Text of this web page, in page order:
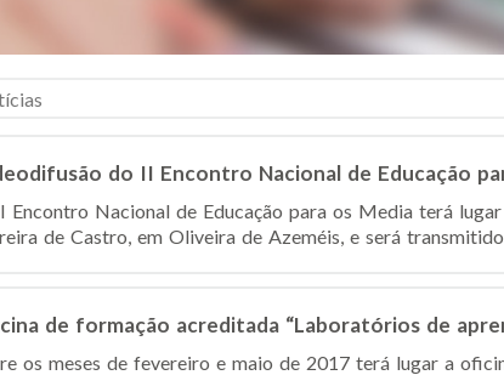
do II Encontro Nacional de Educação
Encontro Nacional de Educação para os Media terá
de Castro, em Oliveira de Azeméis, e será
de formação acreditada “Laboratórios de
os meses de fevereiro e maio de 2017 terá lugar a